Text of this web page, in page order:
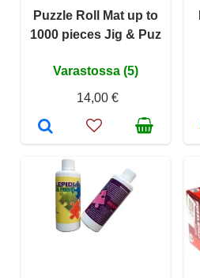
Puzzle Roll Mat up to
1000 pieces Jig & Puz
Varastossa (5)
14,00 €